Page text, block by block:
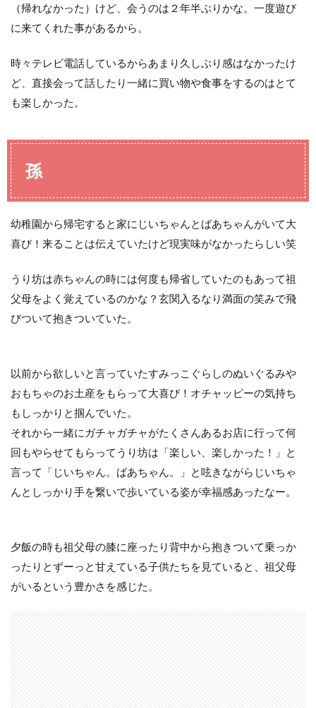
（帰れなかった）けど、会うのは２年半ぶりかな。一度遊び
に来てくれた事があるから。
時々テレビ電話しているからあまり久しぶり感はなかったけ
ど、直接会って話したり一緒に買い物や食事をするのはとて
も楽しかった。
孫
幼稚園から帰宅すると家にじいちゃんとばあちゃんがいて大
喜び！来ることは伝えていたけど現実味がなかったらしい笑
うり坊は赤ちゃんの時には何度も帰省していたのもあって祖
父母をよく覚えているのかな？玄関入るなり満面の笑みで飛
びついて抱きついていた。
以前から欲しいと言っていたすみっこぐらしのぬいぐるみや
おもちゃのお土産をもらって大喜び！オチャッピーの気持ち
もしっかりと掴んでいた。
それから一緒にガチャガチャがたくさんあるお店に行って何
回もやらせてもらってうり坊は「楽しい、楽しかった！」と
言って「じいちゃん。ばあちゃん。」と呟きながらじいちゃ
んとしっかり手を繋いで歩いている姿が幸福感あったなー。
夕飯の時も祖父母の膝に座ったり背中から抱きついて乗っか
ったりとずーっと甘えている子供たちを見ていると、祖父母
がいるという豊かさを感じた。